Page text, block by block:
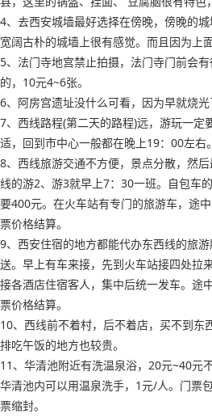
4、去西安城墙最好选择在傍晚，傍晚的
宽阔古朴的城墙上很有感觉。而且因为上
5、法门寺地宫禁止拍摄，法门寺门前会
的，10元4~6张。
6、阿房宫遗址没什么可看，因为早就烧光
7、西线路程(第二天的路程)远，游玩一
适，回到市中心一般都在晚上19：00左右。
8、西线旅游交通不方便，景点分散，然
线的游2、游3就早上7：30一班。自包车
要400元。在火车站有专门的旅游车，途
票价格结算。
9、西安住宿的地方都能代办东西线的旅
送。早上有车来接，先到火车站接四处拉
接各酒店住宿客人，集中后统一发车。途
票价格结算。
10、西线前不着村，后不着店，买不到
排吃午饭的地方也较贵。
11、华清池附近有洗温泉浴，20元~40元
华清池内可以用温泉洗手，1元/人。门票
票缩封。